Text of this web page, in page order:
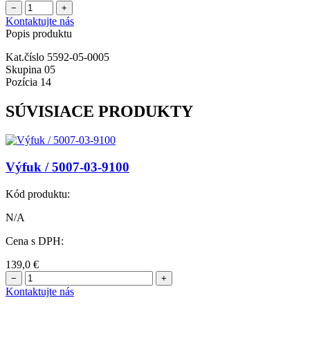
− +
Kontaktujte nás
Popis produktu
Kat.číslo 5592-05-0005
Skupina 05
Pozícia 14
SÚVISIACE PRODUKTY
Výfuk / 5007-03-9100
Kód produktu:
N/A
Cena s DPH:
139,0 €
− +
Kontaktujte nás